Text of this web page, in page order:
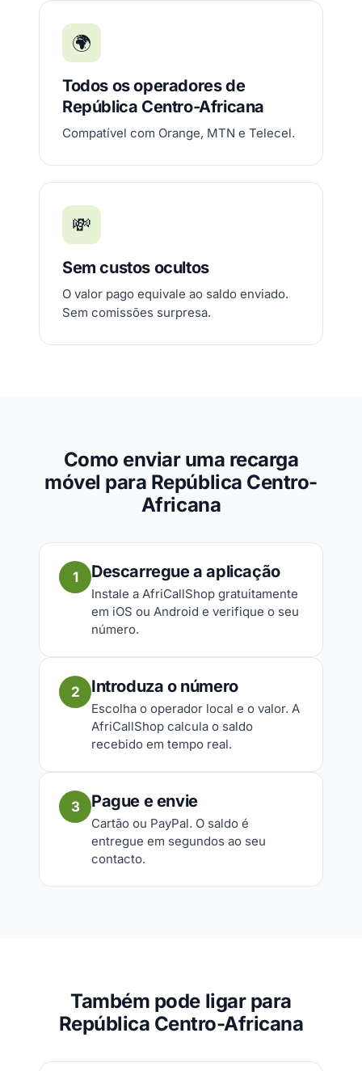
🌍
Todos os operadores de
República Centro-Africana
Compatível com Orange, MTN e Telecel.
💸
Sem custos ocultos
O valor pago equivale ao saldo enviado.
Sem comissões surpresa.
Como enviar uma recarga
móvel para República Centro-
Africana
1 Descarregue a aplicação
Instale a AfriCallShop gratuitamente
em iOS ou Android e verifique o seu
número.
2 Introduza o número
Escolha o operador local e o valor. A
AfriCallShop calcula o saldo
recebido em tempo real.
3 Pague e envie
Cartão ou PayPal. O saldo é
entregue em segundos ao seu
contacto.
Também pode ligar para
República Centro-Africana